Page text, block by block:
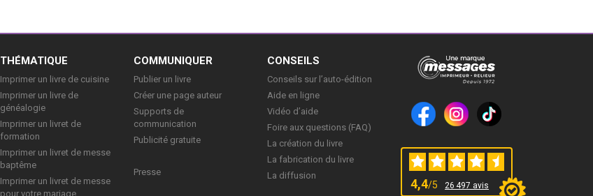
THÉMATIQUE
Imprimer un livre de cuisine
Imprimer un livre de
généalogie
Imprimer un livret de
formation
Imprimer un livret de messe
baptême
Imprimer un livret de messe
pour votre mariage
COMMUNIQUER
Publier un livre
Créer une page auteur
Supports de
communication
Publicité gratuite
Presse
CONSEILS
Conseils sur l’auto-édition
Aide en ligne
Vidéo d’aide
Foire aux questions (FAQ)
La création du livre
La fabrication du livre
La diffusion
4,4/5 26 497 avis